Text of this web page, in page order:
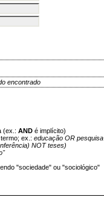
encontrado
(ex.:AND é implícito)
termo; ex.:educação OR pesquisa
NOT teses)
"sociedade" ou "sociológico"